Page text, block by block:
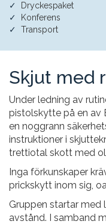
Dryckespaket
Konferens
Transport
Skjut med
Under ledning av
pistolskytte på en av
en noggrann
instruktioner i
trettiotal skott med
Inga förkunskaper
prickskytt inom sig,
Gruppen startar med
avstånd. I samband